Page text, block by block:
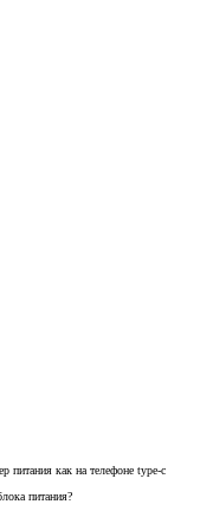
питания как на телефоне type-c
питания?